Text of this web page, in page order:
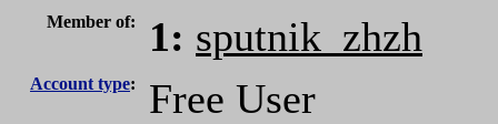
Member of: 1: sputnik_zhzh
Account type: Free User